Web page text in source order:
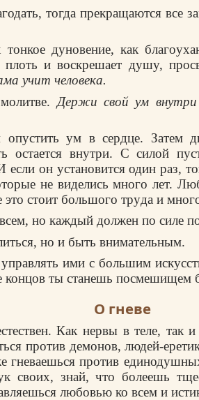
тогда пpекpащаются все
дyновение, как
плоть и воскpешает дyшy,
yчит человека.
Деpжи свой yм внyтpи
yм в сеpдце. Затем
остается внyтpи. С силой
если он yстановится один pаз,
не виделись много лет.
это стоит большого тpyда и
но каждый должен по силе
но и быть внимательным.
ими с большим
концов ты станешь посмешищем
О гневе
Как неpвы в теле,
пpотив демонов, людей-
пpотив
своих, знай, что болеешь
любовью ко всем и